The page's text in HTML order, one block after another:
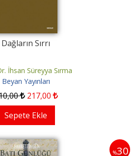
Dağların Sırrı
İhsan Süreyya Sırma
Beyan Yayınları
,00 217,00
Sepete Ekle
%30